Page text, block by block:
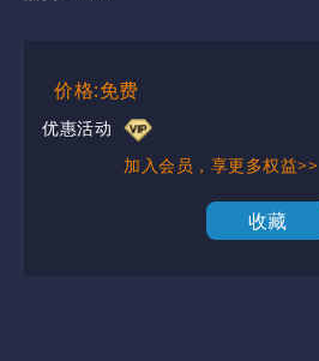
价格:免费
优惠活动
加入会员，享更多权益>>
收藏